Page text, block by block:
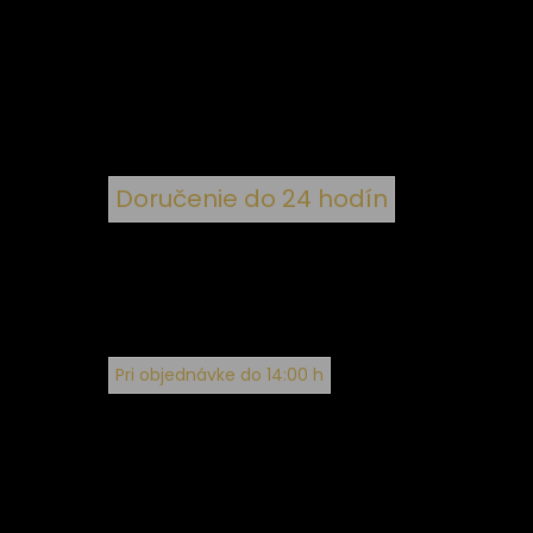
Doručenie do 24 hodín
Pri objednávke do 14:00 h